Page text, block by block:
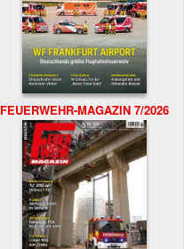
FEUERWEHR-MAGAZIN 7/2026